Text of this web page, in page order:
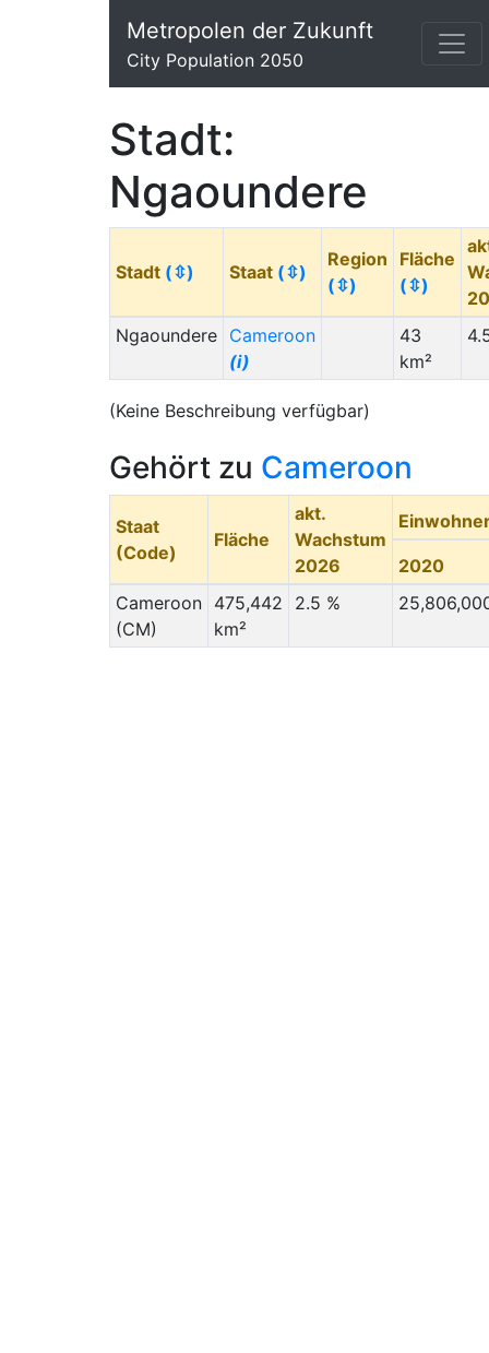
Metropolen der Zukunft
City Population 2050
Stadt:
Ngaoundere
Stadt (⇳) Staat (⇳)
Region
(⇳)
Fläche
(⇳)
Ngaoundere
Cameroon
(i)
43
km²
(Keine Beschreibung verfügbar)
Gehört zu Cameroon
Staat
(Code)
Fläche
akt.
Wachstum
2026
2020
Cameroon
(CM)
475,442
km²
2.5 %